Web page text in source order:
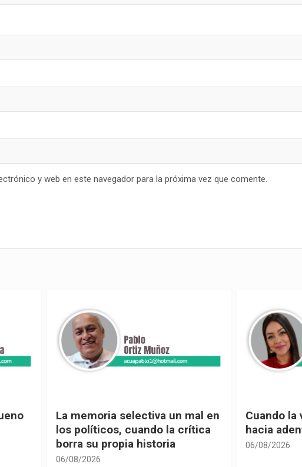
y web en este navegador para la próxima vez que comente.
en
Cuando la vida te obliga a mirar
hacia adentro…
06/08/2026
Urnas,
vivir
05/08/2026